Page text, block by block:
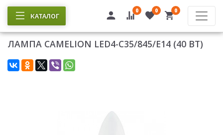
КАТАЛОГ
0 0 0
ЛАМПА CAMELION LED4-C35/845/E14 (40 ВТ)